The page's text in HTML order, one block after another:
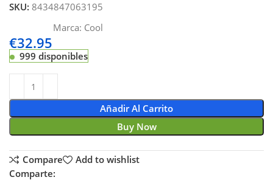
SKU:8434847063195
Marca: Cool
€32.95
999 disponibles
Añadir Al Carrito
Buy Now
Compare
Add to wishlist
Comparte: